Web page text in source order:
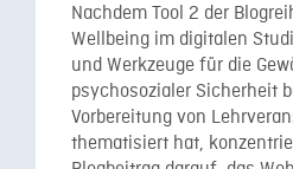
Nachdem Tool 2 der
Wellbeing im digitalen
und Werkzeuge für die
psychosozialer Sicherheit
Vorbereitung von
thematisiert hat,